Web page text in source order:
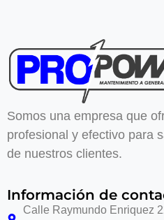
Somos una empresa que
profesional y efectivo para
de nuestros clientes.
Información de
Calle Raymundo Enriquez